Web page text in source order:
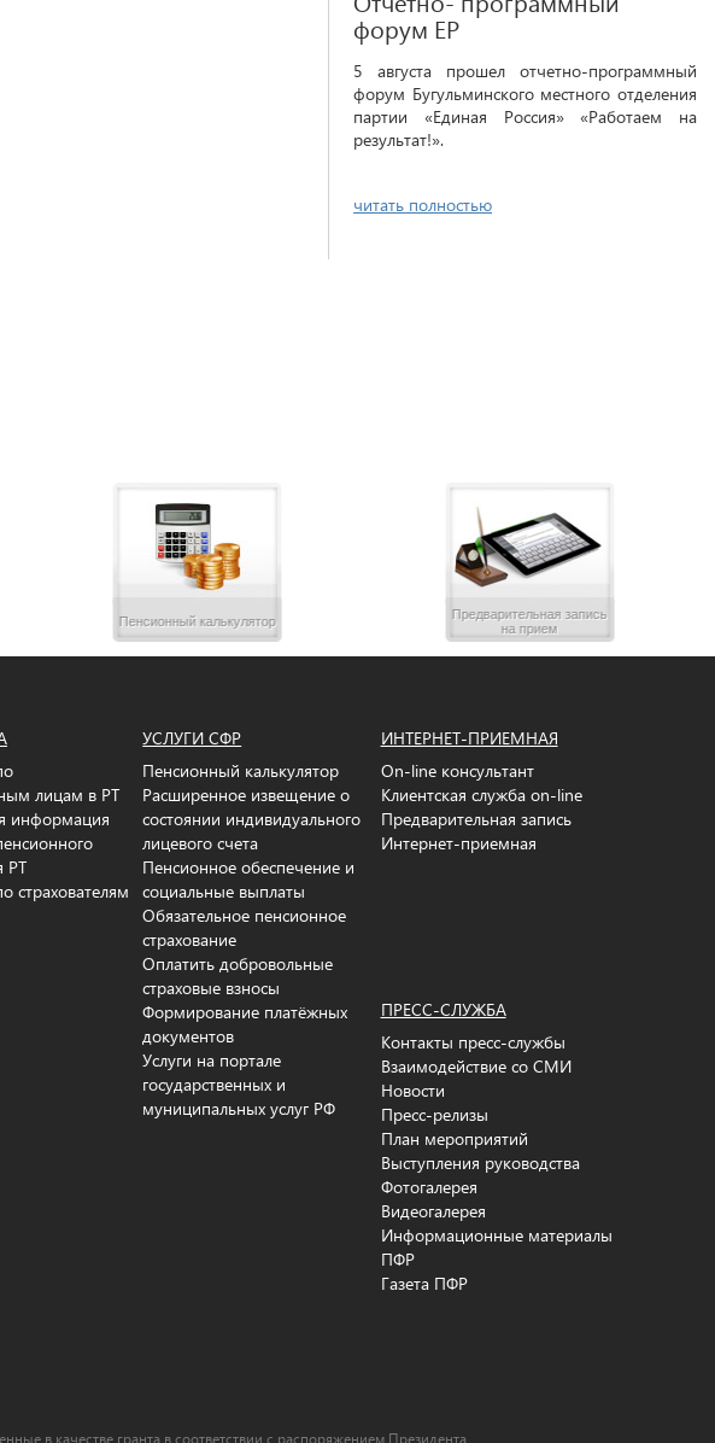
форум ЕР
5 августа прошел отчетно-программный
форум Бугульминского местного отделения
партии «Единая Россия» «Работаем на
результат!».
читать полностью
Пенсионный калькулятор
Предварительная запись
на прием
лицам в РТ
информация
РТ
страхователям
УСЛУГИ СФР
Пенсионный калькулятор
Расширенное извещение о
состоянии индивидуального
лицевого счета
Пенсионное обеспечение и
социальные выплаты
Обязательное пенсионное
страхование
Оплатить добровольные
страховые взносы
Формирование платёжных
документов
Услуги на портале
государственных и
муниципальных услуг РФ
ИНТЕРНЕТ-ПРИЕМНАЯ
On-line консультант
Клиентская служба on-line
Предварительная запись
Интернет-приемная
ПРЕСС-СЛУЖБА
Контакты пресс-службы
Взаимодействие со СМИ
Новости
Пресс-релизы
План мероприятий
Выступления руководства
Фотогалерея
Видеогалерея
Информационные материалы
ПФР
Газета ПФР
в качестве гранта в соответствии c распоряжением Президента